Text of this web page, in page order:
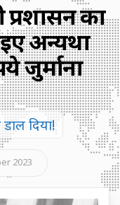
का
अन्यथा
जुर्माना
दिया!
2023